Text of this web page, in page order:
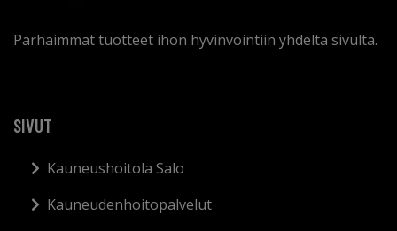
Parhaimmat tuotteet ihon hyvinvointiin yhdeltä sivulta.
SIVUT
Kauneushoitola Salo
Kauneudenhoitopalvelut